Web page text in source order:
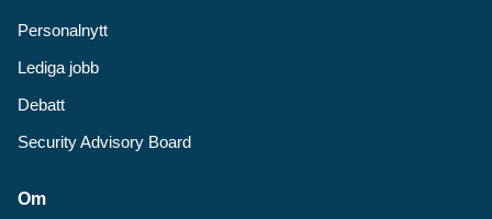
Personalnytt
Lediga jobb
Debatt
Security Advisory Board
Om